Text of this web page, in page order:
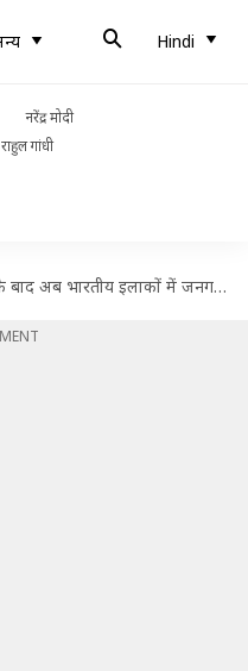
Hindi
नरेंद्र मोदी
राहुल गांधी
इलाकों में जनगणना करने की योजना बना रहा नेपाल